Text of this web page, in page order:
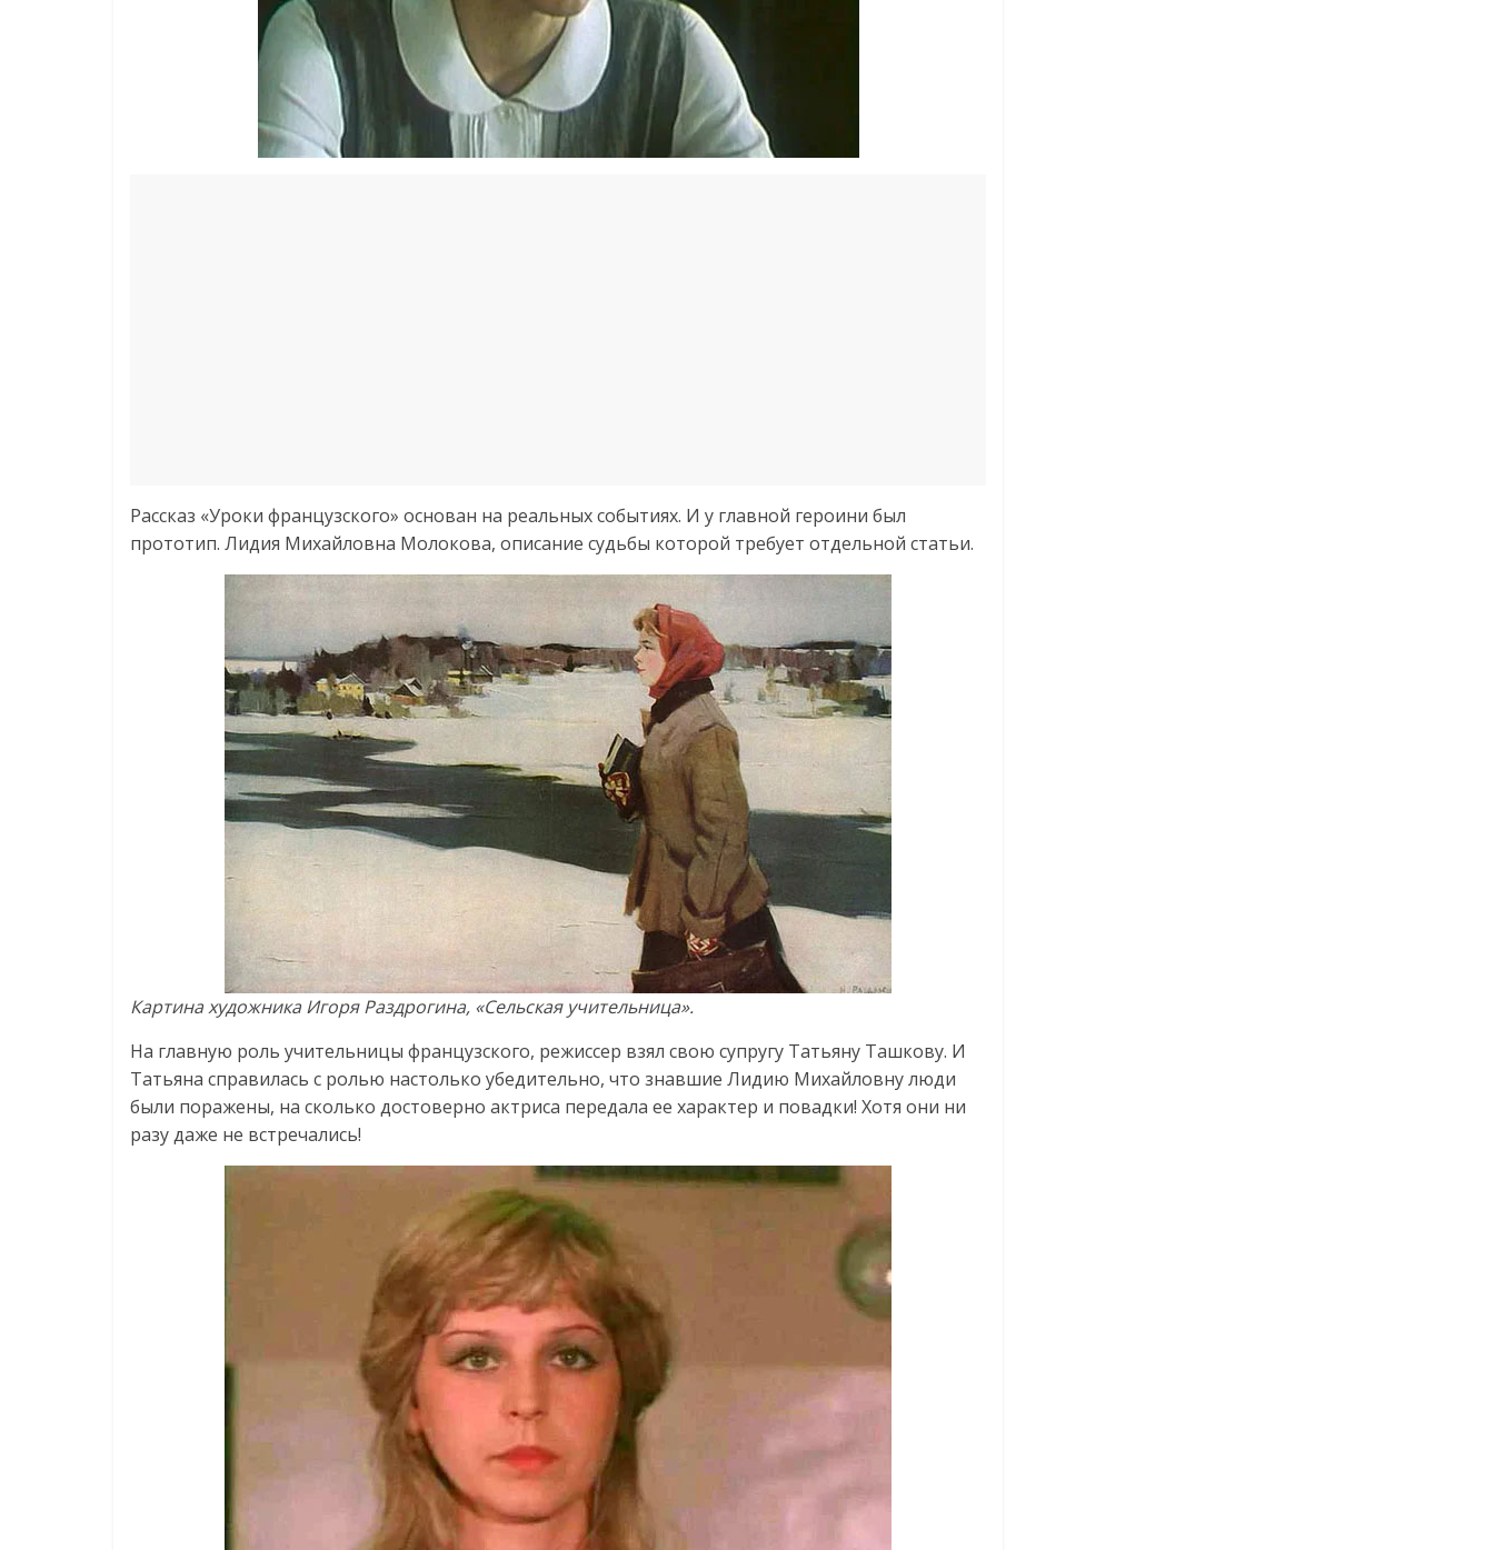
Рассказ «Уроки французского» основан на реальных событиях. И у главной героини был
прототип. Лидия Михайловна Молокова, описание судьбы которой требует отдельной статьи.
Картина художника Игоря Раздрогина, «Сельская учительница».
На главную роль учительницы французского, режиссер взял свою супругу Татьяну Ташкову. И
Татьяна справилась с ролью настолько убедительно, что знавшие Лидию Михайловну люди
были поражены, на сколько достоверно актриса передала ее характер и повадки! Хотя они ни
разу даже не встречались!